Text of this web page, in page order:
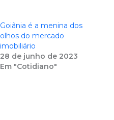
Goiânia é a menina dos
olhos do mercado
imobiliário
28 de junho de 2023
Em "Cotidiano"